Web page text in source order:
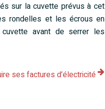
sur la cuvette prévus à cet
rondelles et les écrous en
avant de serrer les
ses factures d’électricité